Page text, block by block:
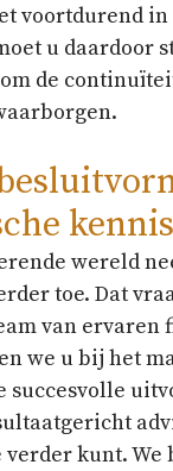
voortdurend
u daardoor
de
kennis
wereld
toe. Dat
van
we u bij het
succesvolle
kunt. We